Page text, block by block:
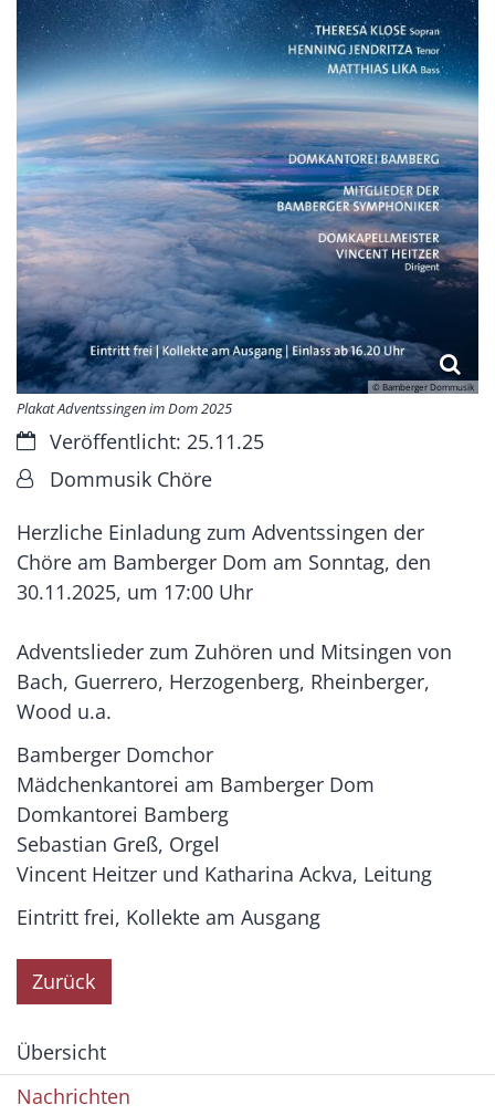
© Bamberger Dommusik
Plakat Adventssingen im Dom 2025
Datum:Veröffentlicht: 25.11.25
Von:Dommusik Chöre
Herzliche Einladung zum Adventssingen der
Chöre am Bamberger Dom am Sonntag, den
30.11.2025, um 17:00 Uhr
Adventslieder zum Zuhören und Mitsingen von
Bach, Guerrero, Herzogenberg, Rheinberger,
Wood u.a.
Bamberger Domchor
Mädchenkantorei am Bamberger Dom
Domkantorei Bamberg
Sebastian Greß, Orgel
Vincent Heitzer und Katharina Ackva, Leitung
Eintritt frei, Kollekte am Ausgang
Zurück
Übersicht
Nachrichten